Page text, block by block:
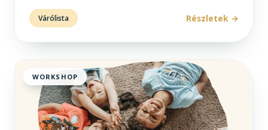
Várólista Részletek
WORKSHOP